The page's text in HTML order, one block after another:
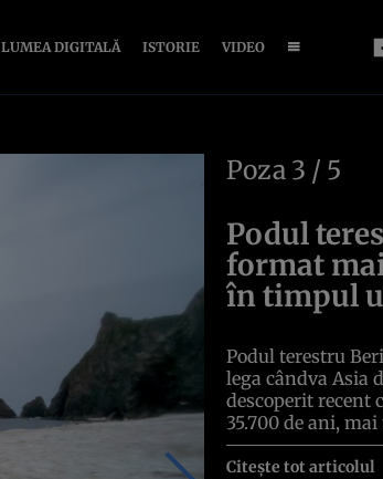
LUMEA DIGITALĂ ISTORIE VIDEO
Poza 3 / 5
Podul
format
în timpul
Podul terestru
lega cândva Asia
descoperit recent
35.700 de ani,
Citește tot articolul